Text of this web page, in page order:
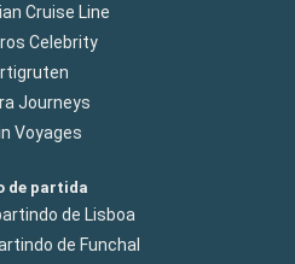
Cruise Line
Celebrity
Journeys
Voyages
de partida
de Lisboa
de Funchal